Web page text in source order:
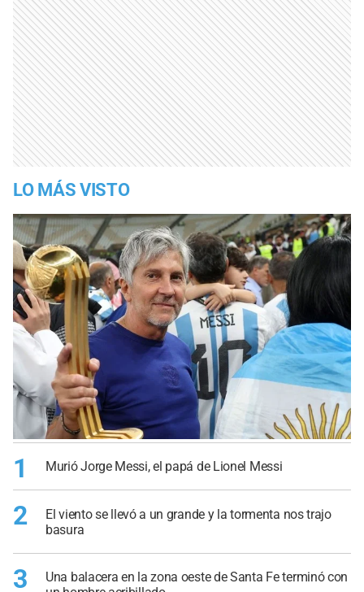
LO MÁS VISTO
1 Murió Jorge Messi, el papá de Lionel Messi
2
El viento se llevó a un grande y la tormenta nos trajo
basura
3
Una balacera en la zona oeste de Santa Fe terminó con